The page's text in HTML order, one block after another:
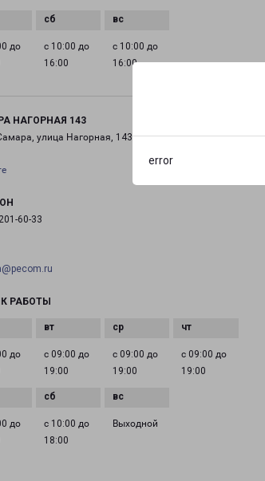
error
до
с 10:00 до
16:00
с 10:00 до
16:00
НАГОРНАЯ 143
улица Нагорная, 143
60-33
РАБОТЫ
до
с 09:00 до
19:00
с 09:00 до
19:00
с 09:00 до
19:00
до
с 10:00 до
18:00
Выходной